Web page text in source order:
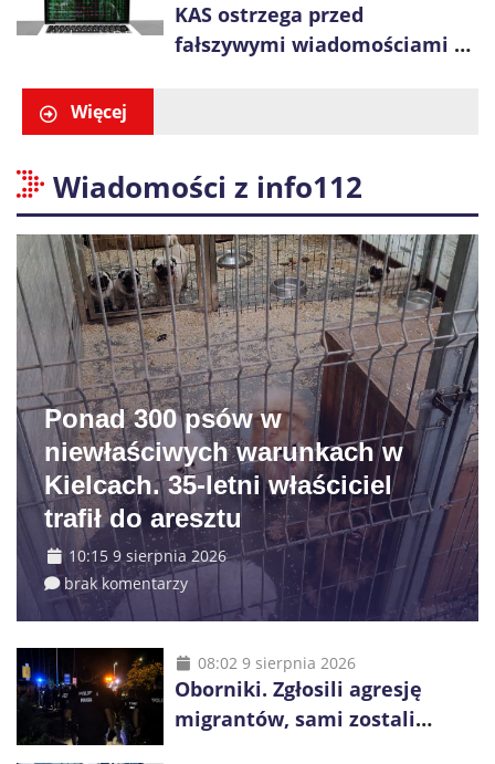
KAS ostrzega przed
fałszywymi wiadomościami o
Więcej
Wiadomości z info112
Ponad 300 psów w
niewłaściwych warunkach w
Kielcach. 35-letni właściciel
trafił do aresztu
10:15 9 sierpnia 2026
brak komentarzy
08:02 9 sierpnia 2026
Oborniki. Zgłosili agresję
migrantów, sami zostali